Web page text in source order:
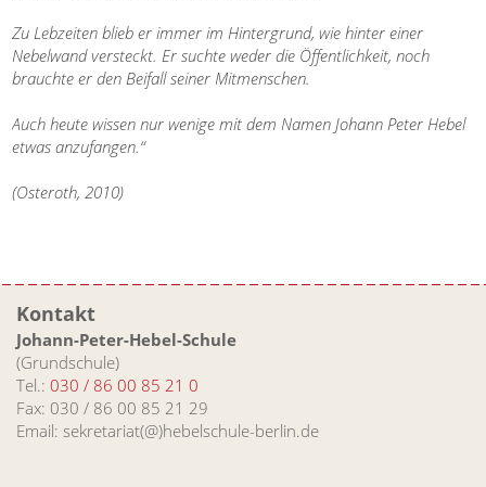
Zu Lebzeiten blieb er immer im Hintergrund, wie hinter einer
Nebelwand versteckt. Er suchte weder die Öffentlichkeit, noch
brauchte er den Beifall seiner Mitmenschen.
Auch heute wissen nur wenige mit dem Namen Johann Peter Hebel
etwas anzufangen.“
(Osteroth, 2010)
Kontakt
Johann-Peter-Hebel-Schule
(Grundschule)
Tel.:030 / 86 00 85 21 0
Fax: 030 / 86 00 85 21 29
Email: sekretariat(@)hebelschule-berlin.de